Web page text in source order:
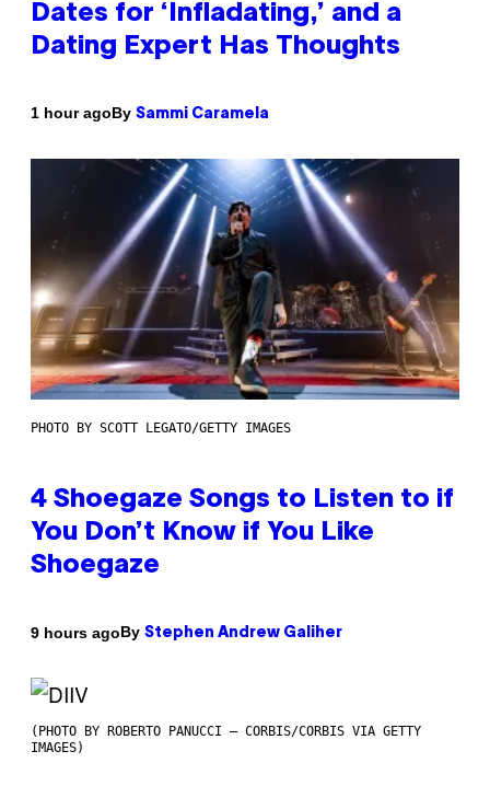
Dates for ‘Infladating,’ and a
Dating Expert Has Thoughts
1 hour agoBy Sammi Caramela
PHOTO BY SCOTT LEGATO/GETTY IMAGES
4 Shoegaze Songs to Listen to if
You Don’t Know if You Like
Shoegaze
9 hours agoBy Stephen Andrew Galiher
(PHOTO BY ROBERTO PANUCCI – CORBIS/CORBIS VIA GETTY
IMAGES)